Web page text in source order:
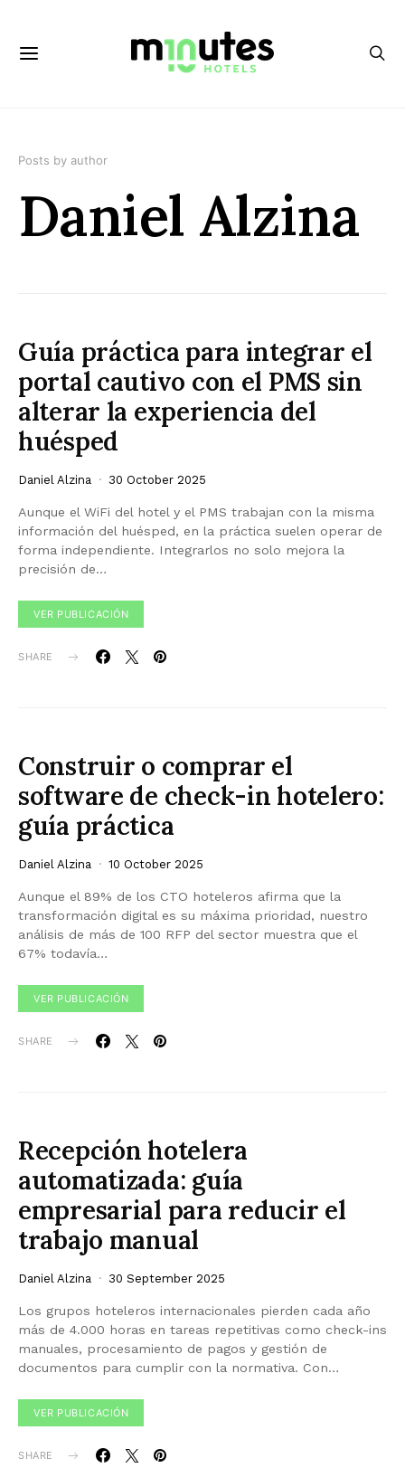
Posts by author
Daniel Alzina
Guía práctica para integrar el
portal cautivo con el PMS sin
alterar la experiencia del
huésped
Daniel Alzina 30 October 2025
Aunque el WiFi del hotel y el PMS trabajan con la misma
información del huésped, en la práctica suelen operar de
forma independiente. Integrarlos no solo mejora la
precisión de…
VER PUBLICACIÓN
SHARE
Construir o comprar el
software de check-in hotelero:
guía práctica
Daniel Alzina 10 October 2025
Aunque el 89% de los CTO hoteleros afirma que la
transformación digital es su máxima prioridad, nuestro
análisis de más de 100 RFP del sector muestra que el
67% todavía…
VER PUBLICACIÓN
SHARE
Recepción hotelera
automatizada: guía
empresarial para reducir el
trabajo manual
Daniel Alzina 30 September 2025
Los grupos hoteleros internacionales pierden cada año
más de 4.000 horas en tareas repetitivas como check-ins
manuales, procesamiento de pagos y gestión de
documentos para cumplir con la normativa. Con…
VER PUBLICACIÓN
SHARE